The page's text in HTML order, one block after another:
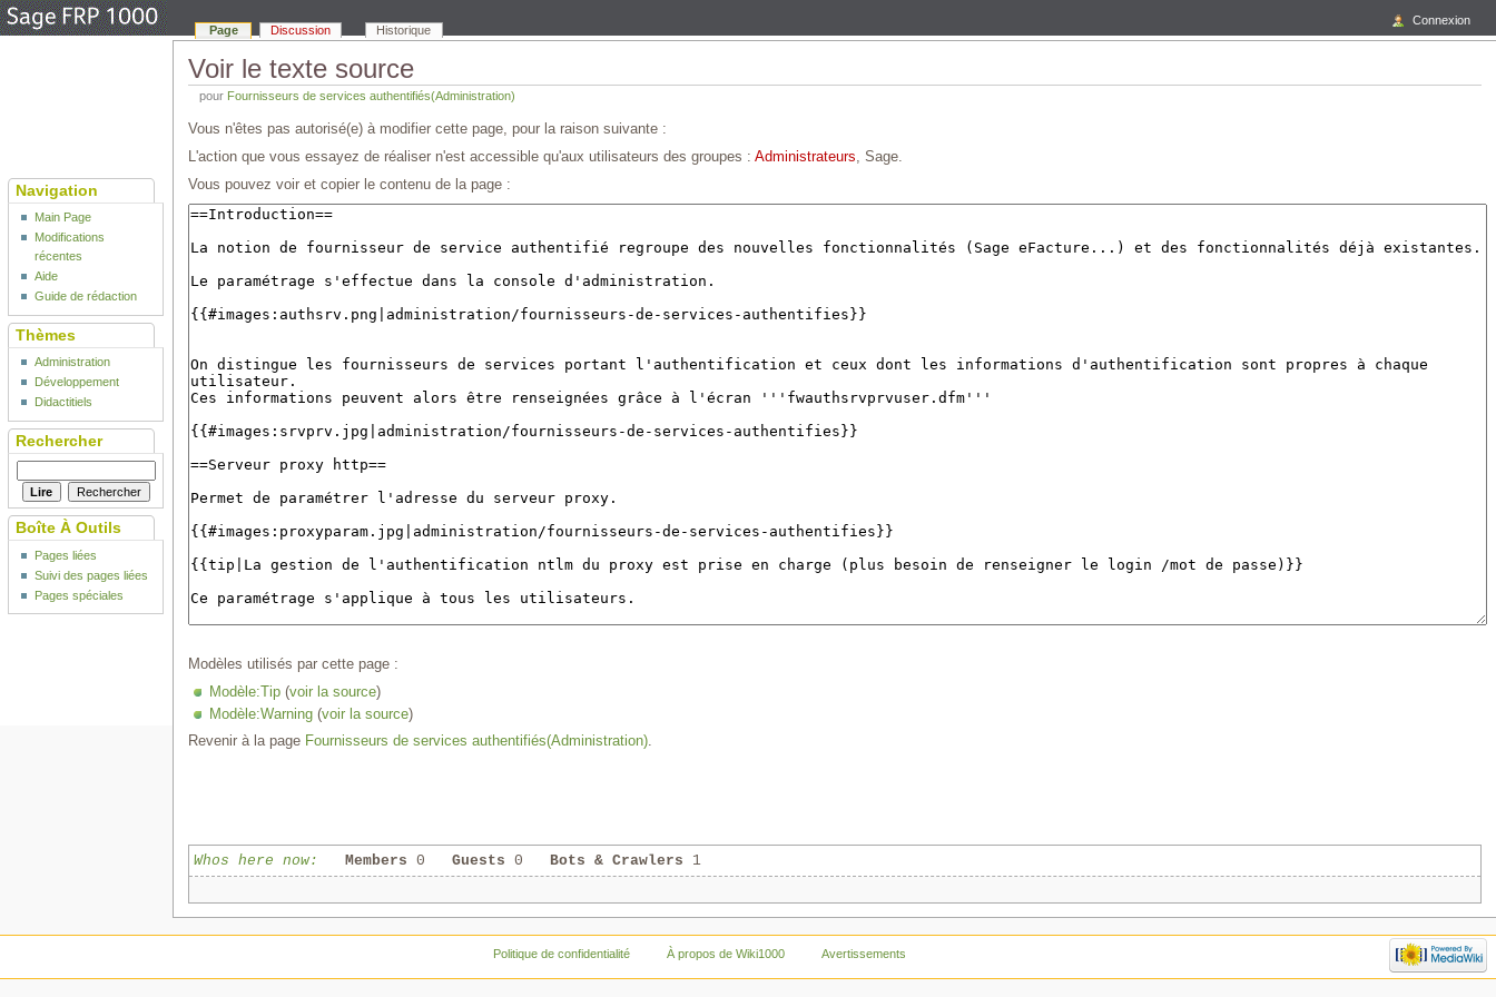
Voir le texte source
pour Fournisseurs de services authentifiés(Administration)
Vous n'êtes pas autorisé(e) à modifier cette page, pour la raison suivante :
L'action que vous essayez de réaliser n'est accessible qu'aux utilisateurs des groupes : Administrateurs, Sage.
Vous pouvez voir et copier le contenu de la page :
Modèles utilisés par cette page :
Modèle:Tip(voir la source)
Modèle:Warning(voir la source)
Revenir à la page Fournisseurs de services authentifiés(Administration).
Whos here now: Members 0 Guests 0 Bots & Crawlers 1
Page Discussion Historique
Connexion
Navigation
Main Page
Modifications
récentes
Aide
Guide de rédaction
Thèmes
Administration
Développement
Didactitiels
Rechercher
Boîte À Outils
Pages liées
Suivi des pages liées
Pages spéciales
Politique de confidentialité À propos de Wiki1000 Avertissements